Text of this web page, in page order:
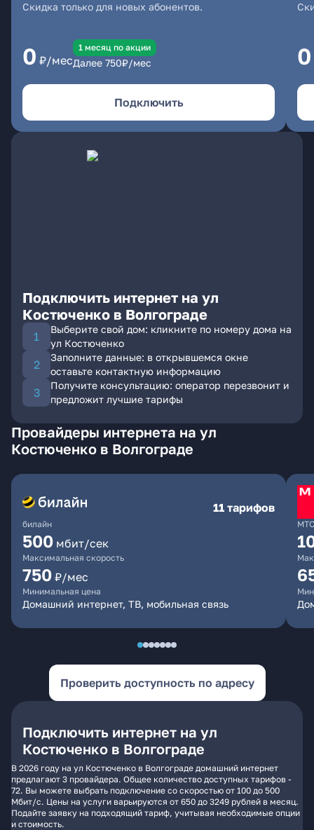
Скидка только для новых абонентов.
0 ₽/мес
1 месяц по акции
Далее 750₽/мес
Подключить
0
Подключить интернет на ул
Костюченко в Волгограде
Выберите свой дом: кликните по номеру дома на
ул Костюченко
Заполните данные: в открывшемся окне
оставьте контактную информацию
Получите консультацию: оператор перезвонит и
предложит лучшие тарифы
Провайдеры интернета на ул
Костюченко в Волгограде
билайн
11 тарифов
500 мбит/сек
Максимальная скорость
750 ₽/мес
Минимальная цена
Домашний интернет, ТВ, мобильная связь
МТС
Проверить доступность по адресу
Подключить интернет на ул
Костюченко в Волгограде
В 2026 году на ул Костюченко в Волгограде домашний интернет
предлагают 3 провайдера. Общее количество доступных тарифов -
72. Вы можете выбрать подключение со скоростью от 100 до 500
Мбит/с. Цены на услуги варьируются от 650 до 3249 рублей в месяц.
Подайте заявку на подходящий тариф, учитывая необходимые опции
и стоимость.